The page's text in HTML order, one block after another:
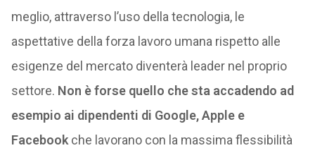
meglio, attraverso l’uso della tecnologia, le
aspettative della forza lavoro umana rispetto alle
esigenze del mercato diventerà leader nel proprio
settore. Non è forse quello che sta accadendo ad
esempio ai dipendenti di Google, Apple e
Facebookche lavorano con la massima flessibilità